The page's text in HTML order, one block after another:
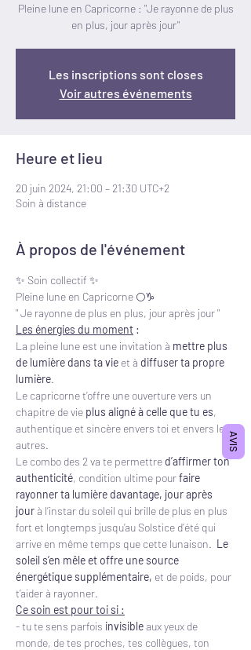
Pleine lune en Capricorne : "Je rayonne de plus
en plus, jour après jour"
Les inscriptions sont closes
Voir autres événements
Heure et lieu
20 juin 2024, 21:00 – 21:30 UTC+2
Soin à distance
À propos de l'événement
✨ Soin collectif ✨
Pleine lune en Capricorne 🌕♑️
" Je rayonne de plus en plus, jour après jour "
Les énergies du moment :
La pleine lune est une invitation à mettre plus
de lumière dans ta vie et à diffuser ta propre
lumière.
Le capricorne t’offre une ouverture vers un
chapitre de vie plus aligné à celle que tu es,
authentique et sincère envers toi et envers les
autres.
Le combo des 2 va te permettre d’affirmer ton
authenticité, condition ultime pour faire
rayonner ta lumière davantage, jour après
jour à l’instar du soleil qui brille de plus en plus
fort et longtemps jusqu’au Solstice d’été qui
arrive en même temps que cette lunaison. Le
soleil s’en mêle et offre une source
énergétique supplémentaire, et de poids, pour
t’aider à rayonner.
Ce soin est pour toi si :
- tu te sens parfois invisible aux yeux de
monde, de tes proches, tes collègues, ton
AVIS